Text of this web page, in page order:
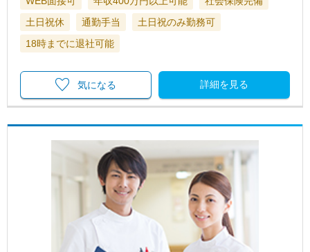
土日祝休
通勤手当
土日祝のみ勤務可
18時までに退社可能
詳細を見る
気になる